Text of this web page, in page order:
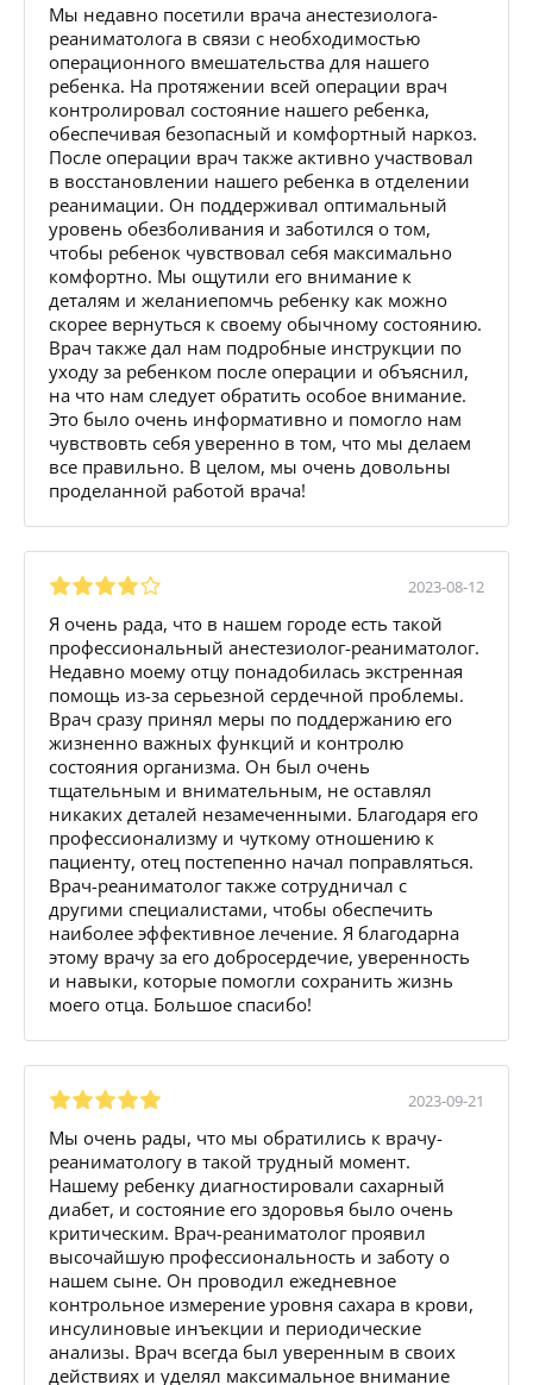
Мы недавно посетили врача анестезиолога-
реаниматолога в связи с необходимостью
операционного вмешательства для нашего
ребенка. На протяжении всей операции врач
контролировал состояние нашего ребенка,
обеспечивая безопасный и комфортный наркоз.
После операции врач также активно участвовал
в восстановлении нашего ребенка в отделении
реанимации. Он поддерживал оптимальный
уровень обезболивания и заботился о том,
чтобы ребенок чувствовал себя максимально
комфортно. Мы ощутили его внимание к
деталям и желаниепомчь ребенку как можно
скорее вернуться к своему обычному состоянию.
Врач также дал нам подробные инструкции по
уходу за ребенком после операции и объяснил,
на что нам следует обратить особое внимание.
Это было очень информативно и помогло нам
чувствовть себя уверенно в том, что мы делаем
все правильно. В целом, мы очень довольны
проделанной работой врача!
2023-08-12
Я очень рада, что в нашем городе есть такой
профессиональный анестезиолог-реаниматолог.
Недавно моему отцу понадобилась экстренная
помощь из-за серьезной сердечной проблемы.
Врач сразу принял меры по поддержанию его
жизненно важных функций и контролю
состояния организма. Он был очень
тщательным и внимательным, не оставлял
никаких деталей незамеченными. Благодаря его
профессионализму и чуткому отношению к
пациенту, отец постепенно начал поправляться.
Врач-реаниматолог также сотрудничал с
другими специалистами, чтобы обеспечить
наиболее эффективное лечение. Я благодарна
этому врачу за его добросердечие, уверенность
и навыки, которые помогли сохранить жизнь
моего отца. Большое спасибо!
2023-09-21
Мы очень рады, что мы обратились к врачу-
реаниматологу в такой трудный момент.
Нашему ребенку диагностировали сахарный
диабет, и состояние его здоровья было очень
критическим. Врач-реаниматолог проявил
высочайшую профессиональность и заботу о
нашем сыне. Он проводил ежедневное
контрольное измерение уровня сахара в крови,
инсулиновые инъекции и периодические
анализы. Врач всегда был уверенным в своих
действиях и уделял максимальное внимание